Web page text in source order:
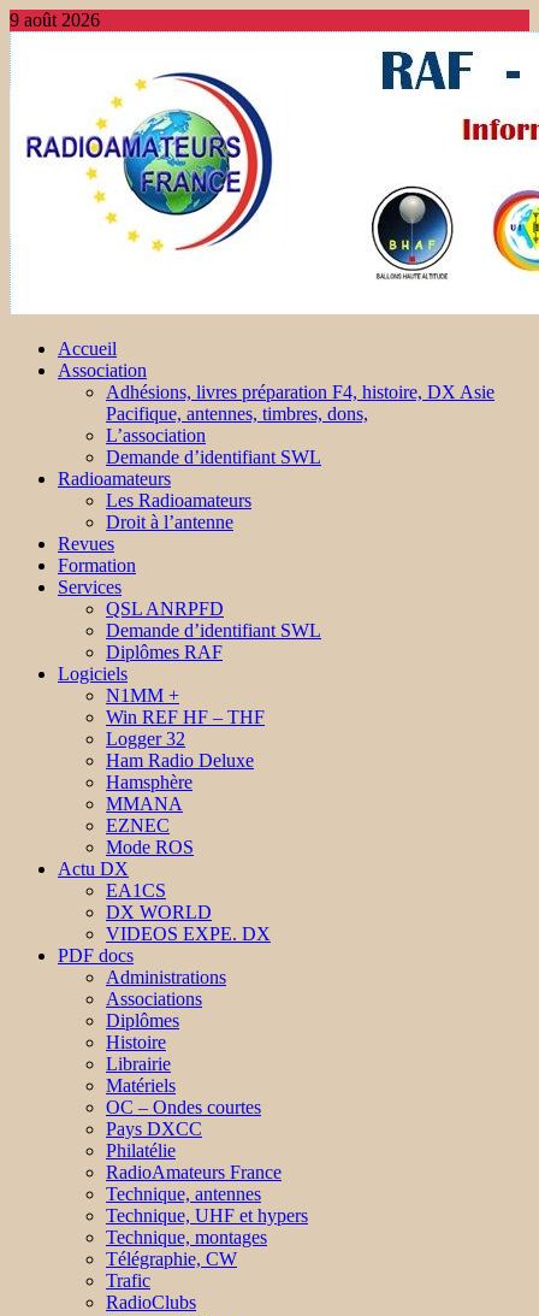
9 août 2026
Accueil
Association
Adhésions, livres préparation F4, histoire, DX Asie
Pacifique, antennes, timbres, dons,
L’association
Demande d’identifiant SWL
Radioamateurs
Les Radioamateurs
Droit à l’antenne
Revues
Formation
Services
QSL ANRPFD
Demande d’identifiant SWL
Diplômes RAF
Logiciels
N1MM +
Win REF HF – THF
Logger 32
Ham Radio Deluxe
Hamsphère
MMANA
EZNEC
Mode ROS
Actu DX
EA1CS
DX WORLD
VIDEOS EXPE. DX
PDF docs
Administrations
Associations
Diplômes
Histoire
Librairie
Matériels
OC – Ondes courtes
Pays DXCC
Philatélie
RadioAmateurs France
Technique, antennes
Technique, UHF et hypers
Technique, montages
Télégraphie, CW
Trafic
RadioClubs